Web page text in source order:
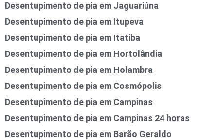
Desentupimento de pia em Jaguariúna
Desentupimento de pia em Itupeva
Desentupimento de pia em Itatiba
Desentupimento de pia em Hortolândia
Desentupimento de pia em Holambra
Desentupimento de pia em Cosmópolis
Desentupimento de pia em Campinas
Desentupimento de pia em Campinas 24 horas
Desentupimento de pia em Barão Geraldo